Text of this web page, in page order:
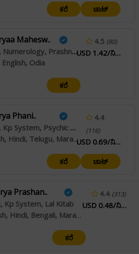
ಕರೆ ಚಾಟ್
Mahesw..
Vedic, Numerology, Prashna / Horary
English, Odia
4.5 (80)
USD 1.42/ನಿಮಿಷ
ಕರೆ
Phani..
Vedic, Kp System, Psychic Reading
English, Hindi, Telugu, Marathi, Odia
4.4
(116)
USD 0.69/ನಿಮಿಷ
ಕರೆ ಚಾಟ್
Prashan..
Kp System, Lal Kitab
English, Hindi, Bengali, Marathi, Odia, Punjabi, Bhojpuri, Maithili
4.4 (313)
USD 0.48/ನಿಮಿಷ
ಕರೆ